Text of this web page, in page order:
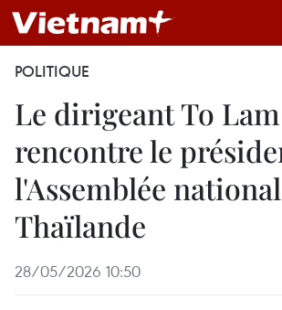
POLITIQUE
Le dirigeant To Lam
rencontre le
l'Assemblée
Thaïlande
28/05/2026 10:50